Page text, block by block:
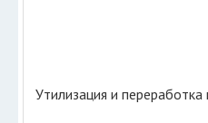
Утилизация и